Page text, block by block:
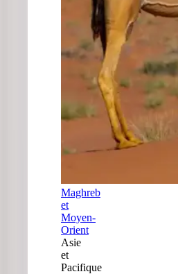
Maghreb
et
Moyen-
Orient
Asie
et
Pacifique